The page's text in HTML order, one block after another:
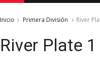
Inicio Primera División River
River Plate